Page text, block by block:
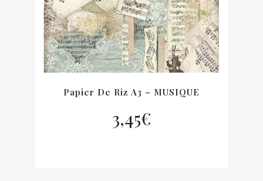
Papier De Riz A3 – MUSIQUE
3,45€